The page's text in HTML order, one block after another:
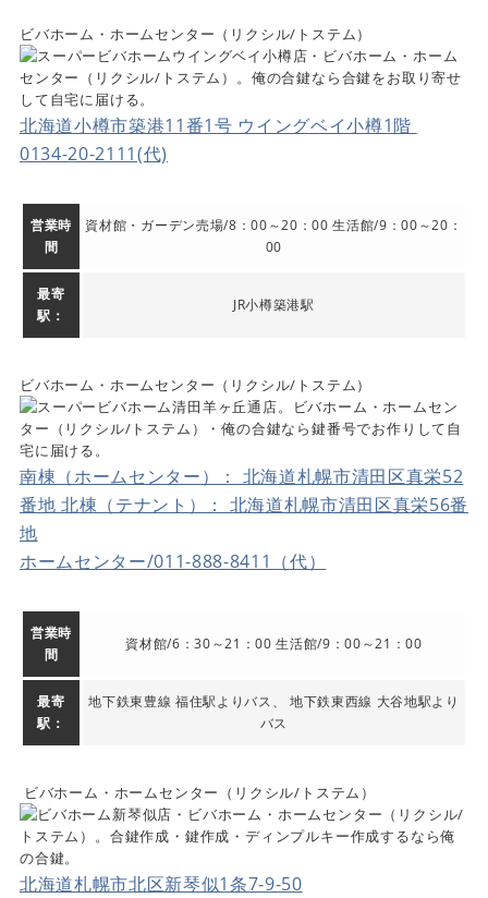
ビバホーム・ホームセンター（リクシル/トステム）
北海道小樽市築港11番1号 ウイングベイ小樽1階
0134-20-2111(代)
営業時
間
資材館・ガーデン売場/8：00～20：00 生活館/9：00～20：
00
最寄
駅：
JR小樽築港駅
ビバホーム・ホームセンター（リクシル/トステム）
南棟（ホームセンター）： 北海道札幌市清田区真栄52
番地 北棟（テナント）： 北海道札幌市清田区真栄56番
地
ホームセンター/011-888-8411（代）
営業時
間
資材館/6：30～21：00 生活館/9：00～21：00
最寄
駅：
地下鉄東豊線 福住駅よりバス、 地下鉄東西線 大谷地駅より
バス
ビバホーム・ホームセンター（リクシル/トステム）
北海道札幌市北区新琴似1条7-9-50